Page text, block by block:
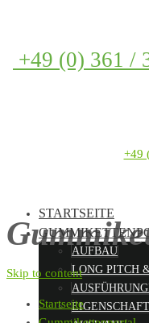
+49 (0) 361 /
+49
STARTSEITE
AUFBAU
LONG PITCH
Skip to content
Startseite